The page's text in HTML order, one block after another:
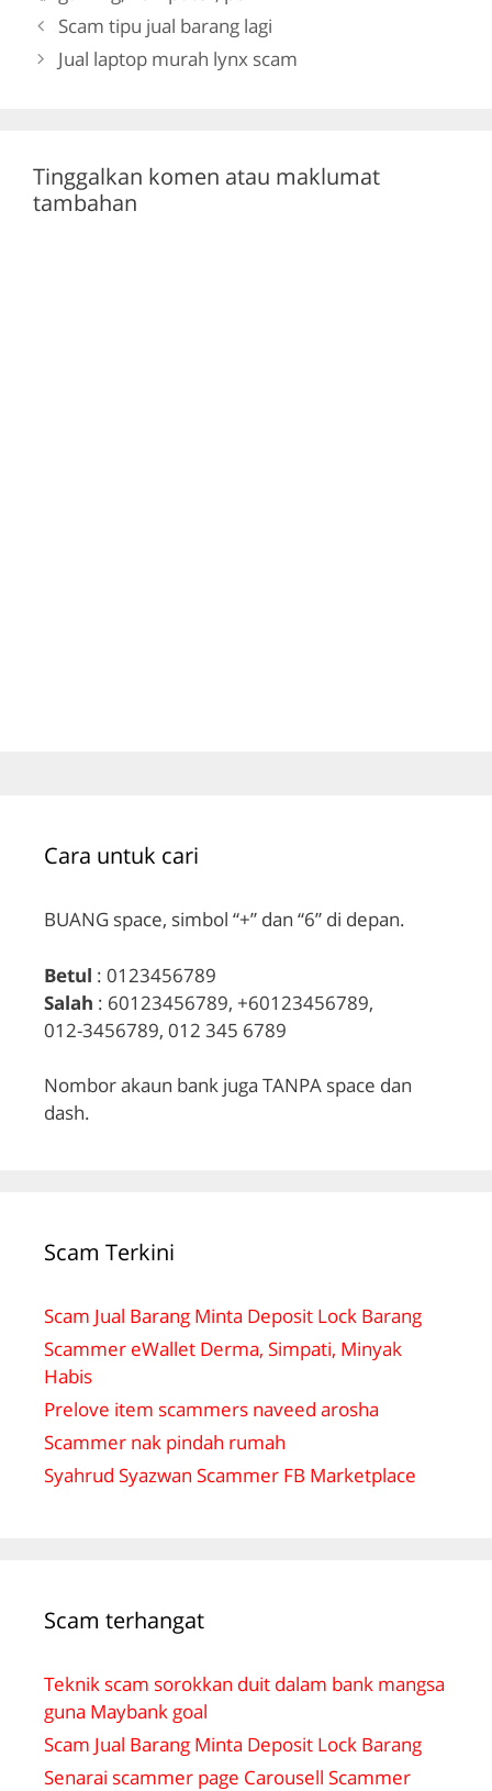
o
o
m p
p
Scam tipu jual barang lagi
Jual laptop murah lynx scam
Tinggalkan komen atau maklumat
tambahan
Cara untuk cari
BUANG space, simbol “+” dan “6” di depan.
Betul : 0123456789
Salah : 60123456789, +60123456789,
012-3456789, 012 345 6789
Nombor akaun bank juga TANPA space dan
dash.
Scam Terkini
Scam Jual Barang Minta Deposit Lock Barang
Scammer eWallet Derma, Simpati, Minyak
Habis
Prelove item scammers naveed arosha
Scammer nak pindah rumah
Syahrud Syazwan Scammer FB Marketplace
Scam terhangat
Teknik scam sorokkan duit dalam bank mangsa
guna Maybank goal
Scam Jual Barang Minta Deposit Lock Barang
Senarai scammer page Carousell Scammer